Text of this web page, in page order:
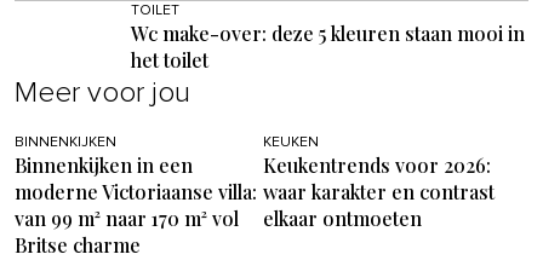
TOILET
Wc make-over: deze 5 kleuren staan mooi in
het toilet
Meer voor jou
BINNENKIJKEN
Binnenkijken in een
moderne Victoriaanse villa:
van 99 m² naar 170 m² vol
Britse charme
KEUKEN
Keukentrends voor 2026:
waar karakter en contrast
elkaar ontmoeten